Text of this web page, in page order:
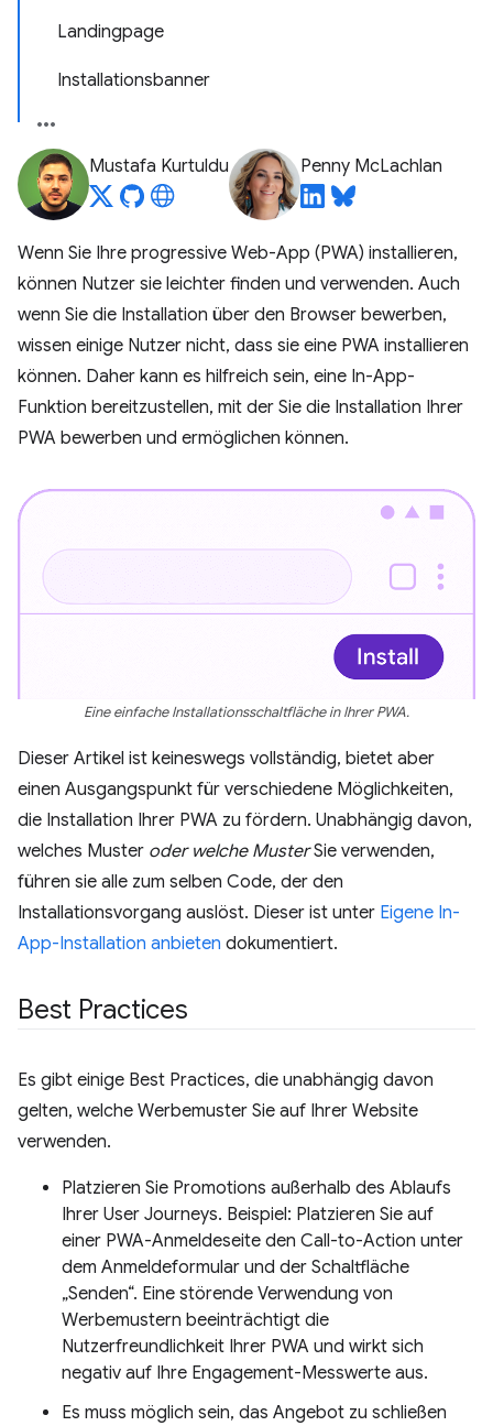
Landingpage
Installationsbanner
Mustafa Kurtuldu Penny McLachlan
Wenn Sie Ihre progressive Web-App (PWA) installieren,
können Nutzer sie leichter finden und verwenden. Auch
wenn Sie die Installation über den Browser bewerben,
wissen einige Nutzer nicht, dass sie eine PWA installieren
können. Daher kann es hilfreich sein, eine In-App-
Funktion bereitzustellen, mit der Sie die Installation Ihrer
PWA bewerben und ermöglichen können.
Eine einfache Installationsschaltfläche in Ihrer PWA.
Dieser Artikel ist keineswegs vollständig, bietet aber
einen Ausgangspunkt für verschiedene Möglichkeiten,
die Installation Ihrer PWA zu fördern. Unabhängig davon,
welches Muster oder welche MusterSie verwenden,
führen sie alle zum selben Code, der den
Installationsvorgang auslöst. Dieser ist unter Eigene In-
App-Installation anbieten dokumentiert.
Best Practices
Es gibt einige Best Practices, die unabhängig davon
gelten, welche Werbemuster Sie auf Ihrer Website
verwenden.
Platzieren Sie Promotions außerhalb des Ablaufs
Ihrer User Journeys. Beispiel: Platzieren Sie auf
einer PWA-Anmeldeseite den Call-to-Action unter
dem Anmeldeformular und der Schaltfläche
„Senden“. Eine störende Verwendung von
Werbemustern beeinträchtigt die
Nutzerfreundlichkeit Ihrer PWA und wirkt sich
negativ auf Ihre Engagement-Messwerte aus.
Es muss möglich sein, das Angebot zu schließen